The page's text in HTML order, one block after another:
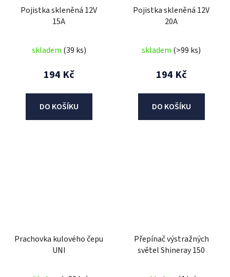
Pojistka skleněná 12V
15A
skladem (39 ks)
194 Kč
DO KOŠÍKU
Pojistka skleněná 12V
20A
skladem (>99 ks)
194 Kč
DO KOŠÍKU
Prachovka kulového čepu
UNI
Přepínač výstražných
světel Shineray 150